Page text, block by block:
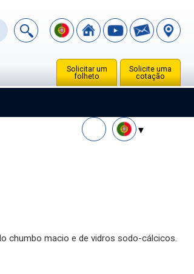
Solicite uma
cotação
Solicitar um
folheto
chumbo macio e de vidros sodo-cálcicos.